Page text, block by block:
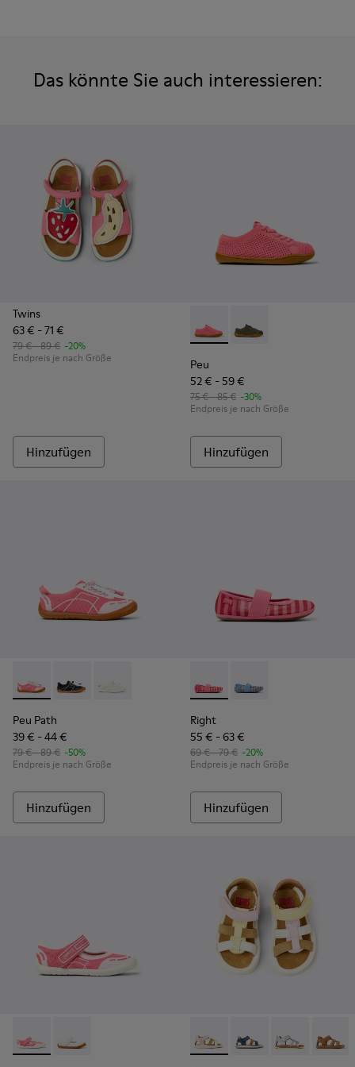
Das könnte Sie auch interessieren:
Twins
63 € - 71 €
79 € - 89 € -20%
Endpreis je nach Größe
Hinzufügen
Peu - K800690-002 -
Peu - K800690-003
Peu
52 € - 59 €
75 € - 85 € -30%
Endpreis je nach Größe
Hinzufügen
Peu Path - K800691-003 - Pinkfarbene Sneaker aus Textil
Peu Path - K800691-002
Peu Path - K800691-001 - Weiße Sneaker
Peu Path
39 € - 44 €
79 € - 89 € -50%
Endpreis je nach Größe
Hinzufügen
Right - K800696-001 -
Right - K800696-002
Right
55 € - 63 €
69 € - 79 € -20%
Endpreis je nach Größe
Hinzufügen
Peu Path - K800692-002 - Pinke Textilschuhe für Kinder.
Peu Path - K800692-001 - Weiße Kinderschuhe aus
Twins - K800628-008 -
Twins - K800628-007
Twins -Twins